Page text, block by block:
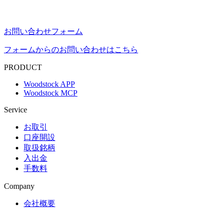
お問い合わせフォーム
フォームからのお問い合わせはこちら
PRODUCT
Woodstock APP
Woodstock MCP
Service
お取引
口座開設
取扱銘柄
入出金
手数料
Company
会社概要